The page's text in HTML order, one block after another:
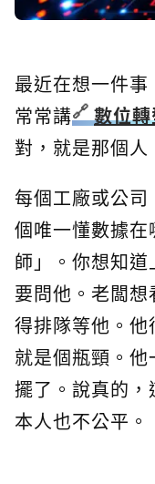
最近在想一件
常常講
數位
對，就是那個人
每個工廠或公
個唯一懂數據
師」。你想知道
要問他。老闆想
得排隊等他。
就是個瓶頸。
擺了。說真的
本人也不公平。